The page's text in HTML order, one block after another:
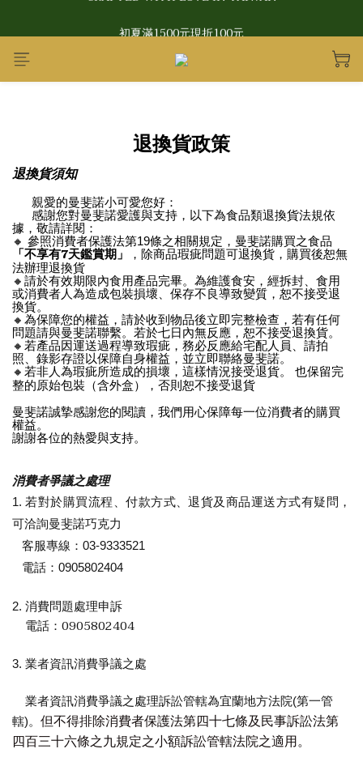
初夏滿1500元現折100元
CRAFTED WITH LOVE IN TAIWAN
退換貨政策
退換貨須知
親愛的曼斐諾小可愛您好：
感謝您對曼斐諾愛護與支持，以下為食品類退換貨法規依
據，敬請詳閱：
🔸 參照消費者保護法第19條之相關規定，曼斐諾購買之食品
「不享有7天鑑賞期」
，除商品瑕疵問題可退換貨，購買後恕無
法辦理退換貨
🔸請於有效期限內食用產品完畢。為維護食安，經拆封、食用
或消費者人為造成包裝損壞、保存不良導致變質，恕不接受退
換貨。
🔸為保障您的權益，請於收到物品後立即完整檢查，若有任何
問題請與曼斐諾聯繫。若於七日內無反應，恕不接受退換貨。
🔸若產品因運送過程導致瑕疵，務必反應給宅配人員、請拍
照、錄影存證以保障自身權益，並立即聯絡曼斐諾。
🔸若非人為瑕疵所造成的損壞，這樣情況接受退貨。 也保留完
整的原始包裝（含外盒），否則恕不接受退貨
曼斐諾誠摯感謝您的閱讀，我們用心保障每一位消費者的購買
權益。
謝謝各位的熱愛與支持。
消費者爭議之處理
1. 若對於購買流程、付款方式、退貨及商品運送方式有疑問，
可洽詢曼斐諾巧克力
客服專線：03-9333521
電話：0905802404
2. 消費問題處理申訴
電話： 0905802404
3. 業者資訊消費爭議之處
業者資訊消費爭議之處理訴訟管轄為宜蘭地方法院(第一管
轄)。 但不得排除消費者保護法第四十七條及民事訴訟法第
四百三十六條之九規定之小額訴訟管轄法院之適用。